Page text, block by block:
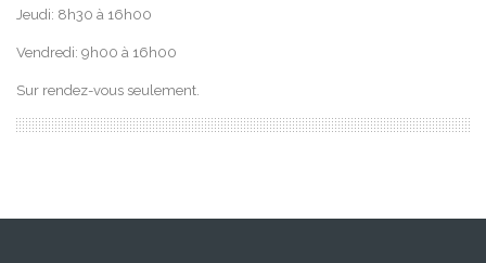
Jeudi: 8h30 à 16h00
Vendredi: 9h00 à 16h00
Sur rendez-vous seulement.